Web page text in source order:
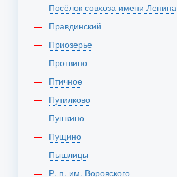
Посёлок совхоза имени Ленина
Правдинский
Приозерье
Протвино
Птичное
Путилково
Пушкино
Пущино
Пышлицы
Р. п. им. Воровского